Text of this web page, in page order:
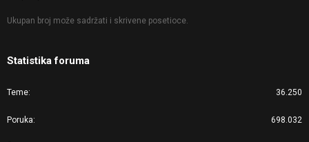
Ukupan broj može sadržati i skrivene posetioce.
Statistika foruma
Teme 36.250
Poruka 698.032